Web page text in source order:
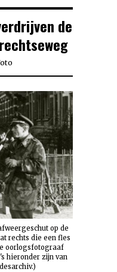
de
op de
rechts die een fles
oorlogsfotograaf
hieronder zijn van